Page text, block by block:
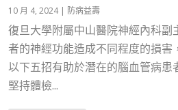
10 月 4, 2024| 防病益壽
復旦大學附屬中山醫院神經內科
者的神經功能造成不同程度的損害
以下五招有助於潛在的腦血管病患
堅持體檢...